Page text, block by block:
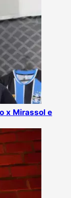
x Mirassol e